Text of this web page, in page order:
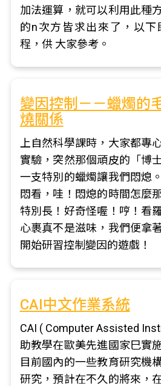
加法運算，就可以利用此種
的n次方皆求出來了，以下
程，供 大家參考。
變因控制－－蠟燭的
燒關係
上自然科學課時，大家都專
實驗，突然那個頑皮的「博
一支特別的蠟燭讓我們悶熄
悶看，哇！悶熄的時間怎麼
特別長！好奇怪喔！哼！看
心裹真不是滋味，我們便拿
開始研習控制變因的遊戲！
CAI中文作業系統
CAI ( Computer Assisted
助教學在歐美先進國家巳實
目前國內的一些教育研究機
研究，預計在不久的將來，